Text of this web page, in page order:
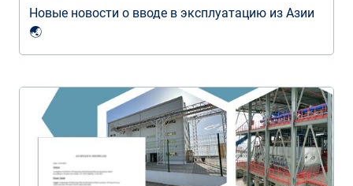
Новые новости о вводе в эксплуатацию из Азии
🌏